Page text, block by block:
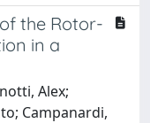
the Rotor-
in a
Alex;
Campanardi,